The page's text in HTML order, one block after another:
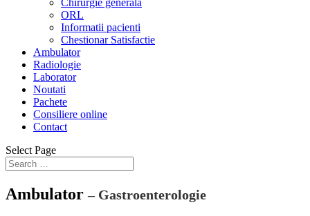
Chirurgie generala
ORL
Informatii pacienti
Chestionar Satisfactie
Ambulator
Radiologie
Laborator
Noutati
Pachete
Consiliere online
Contact
Select Page
Ambulator– Gastroenterologie